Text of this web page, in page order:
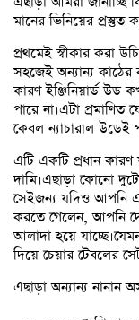
মানের ভিনিয়ের
প্রথমেই স্বীকার করা
সহজেই অন্যান্য কাঠের
কারণ ইঞ্জিনিয়ার্ড উড
পারে না।এটা প্রমাণিত
কেবল ন্যাচারাল উডেই
এটি একটি প্রধান
দামি।এছাড়া কোনো
সেইজন্য যদিও আপনি
করতে গেলেন, আপনি
আলাদা হয়ে
দিয়ে চেয়ার টেবলের
এছাড়া অন্যান্য নানান